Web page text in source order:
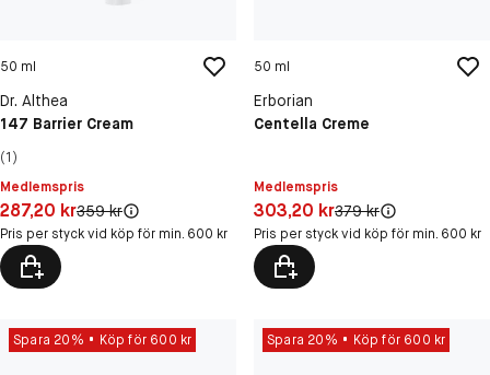
50 ml
Dr. Althea
147 Barrier Cream
(1)
Medlemspris
Pris: 287,20 kr
287,20 krOriginal pris:
359 kr
Pris per styck vid köp för min. 600 kr
50 ml
Erborian
Centella Creme
Medlemspris
Pris: 303,20 kr
303,20 krOriginal pris:
379 kr
Pris per styck vid köp för min. 600 kr
Spara 20% Köp för 600 kr Spara 20% Köp för 600 kr